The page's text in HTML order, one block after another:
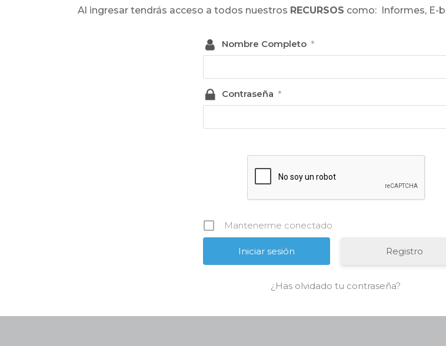
Al ingresar tendrás acceso a todos nuestros RECURSOS como: Informes, E-
Nombre Completo *
Contraseña *
Mantenerme conectado
Registro
¿Has olvidado tu contraseña?